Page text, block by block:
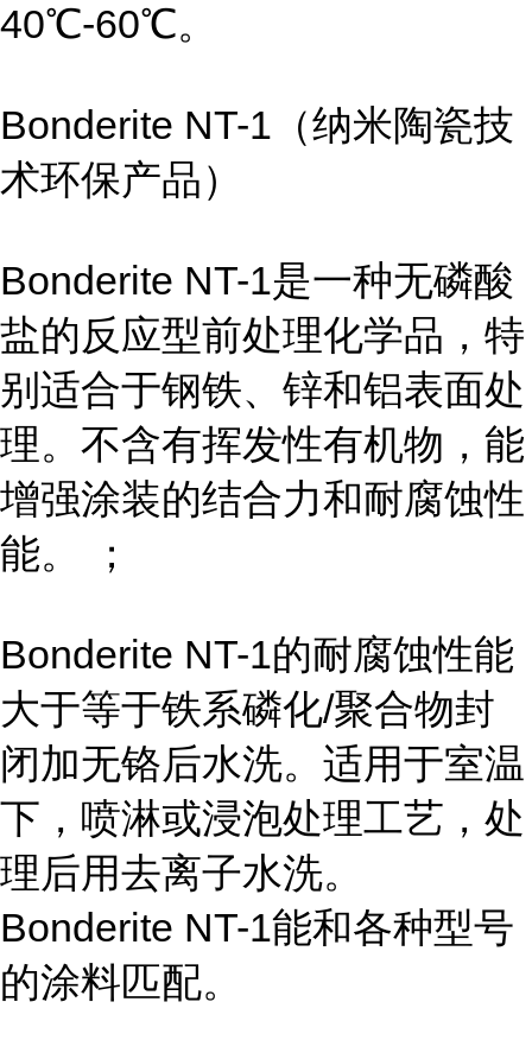
40℃-60℃。
Bonderite NT-1（纳米陶瓷技
术环保产品）
Bonderite NT-1是一种无磷酸
盐的反应型前处理化学品，特
别适合于钢铁、锌和铝表面处
理。不含有挥发性有机物，能
增强涂装的结合力和耐腐蚀性
能。 ；
Bonderite NT-1的耐腐蚀性能
大于等于铁系磷化/聚合物封
闭加无铬后水洗。适用于室温
下，喷淋或浸泡处理工艺，处
理后用去离子水洗。
Bonderite NT-1能和各种型号
的涂料匹配。